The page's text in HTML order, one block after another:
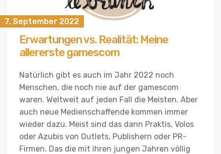
7. September 2022
Erwartungen vs. Realität: Meine
allererste gamescom
Natürlich gibt es auch im Jahr 2022 noch
Menschen, die noch nie auf der gamescom
waren. Weltweit auf jeden Fall die Meisten. Aber
auch neue Medienschaffende kommen immer
wieder dazu. Meist sind das dann Praktis, Volos
oder Azubis von Outlets, Publishern oder PR-
Firmen. Das die mit ihren jungen Jahren völlig